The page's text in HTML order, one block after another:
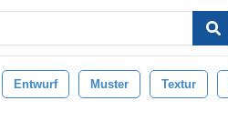
Entwurf Muster Textur